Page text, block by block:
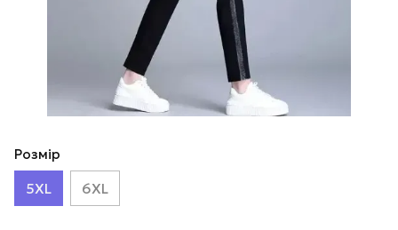
Розмір
5XL 6XL